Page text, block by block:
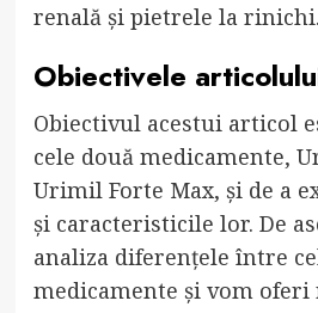
renală și pietrele la rinichi.
Obiectivele
Obiectivul acestui articol
cele două medicamente,
Urimil Forte Max, și de a
și caracteristicile lor. De
analiza diferențele între
medicamente și vom